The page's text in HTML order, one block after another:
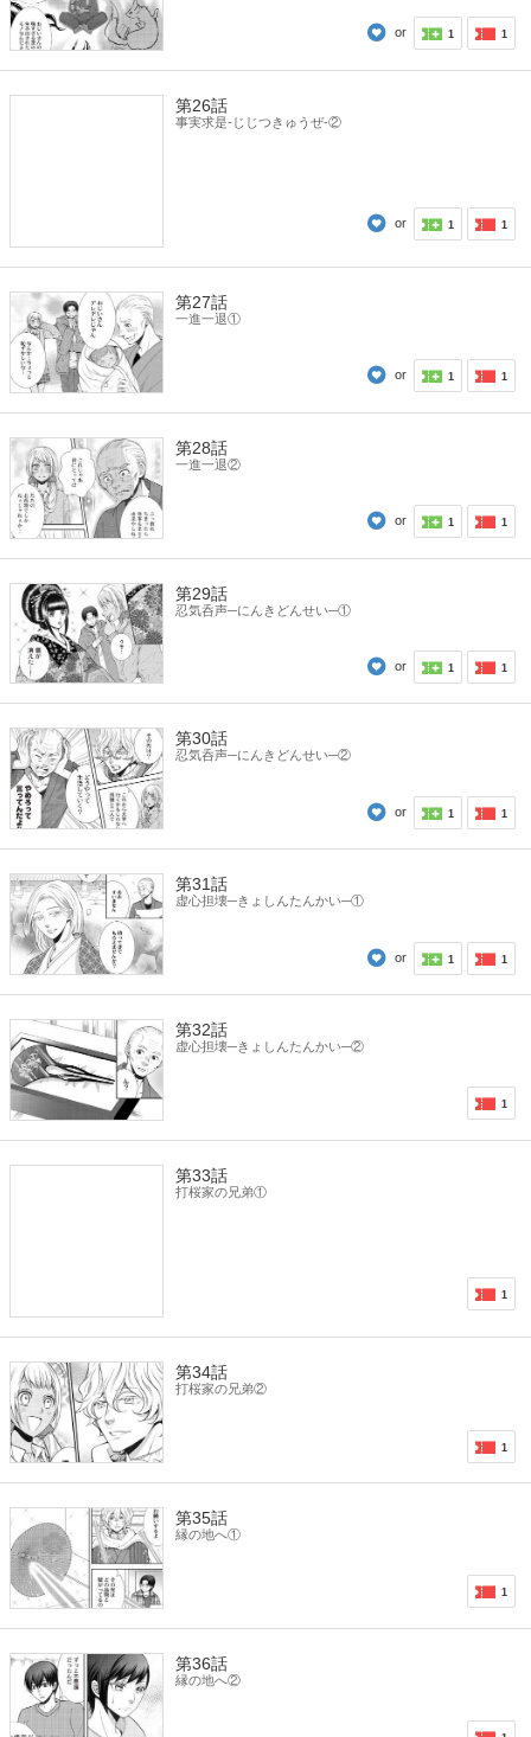
or 1 1
第26話
事実求是-じじつきゅうぜ-②
or 1 1
第27話
一進一退①
or 1 1
第28話
一進一退②
or 1 1
第29話
忍気呑声─にんきどんせい─①
or 1 1
第30話
忍気呑声─にんきどんせい─②
or 1 1
第31話
虚心担壊─きょしんたんかい─①
or 1 1
第32話
虚心担壊─きょしんたんかい─②
1
第33話
打桜家の兄弟①
1
第34話
打桜家の兄弟②
1
第35話
縁の地へ①
1
第36話
縁の地へ②